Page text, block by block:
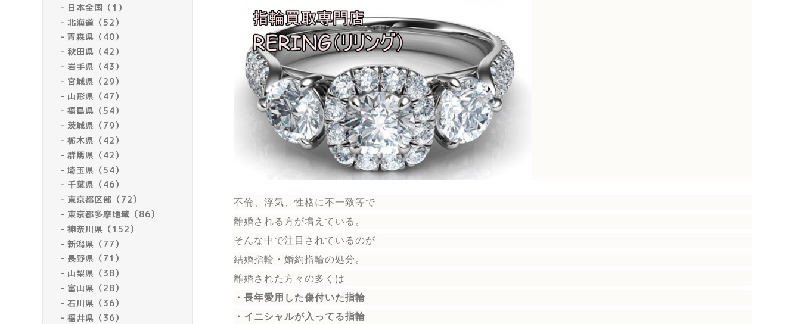
日本全国（1）
北海道（52）
青森県（40）
秋田県（42）
岩手県（43）
宮城県（29）
山形県（47）
福島県（54）
茨城県（79）
栃木県（42）
群馬県（42）
埼玉県（54）
千葉県（46）
東京都区部（72）
東京都多摩地域（86）
神奈川県（152）
新潟県（77）
長野県（71）
山梨県（38）
富山県（28）
石川県（36）
福井県（36）
不倫、浮気、性格に不一致等で
離婚される方が増えている。
そんな中で注目されているのが
結婚指輪 ・婚約指輪の処分。
離婚された方々の多くは
・長年愛用した傷付いた指輪
・イニシャルが入ってる指輪